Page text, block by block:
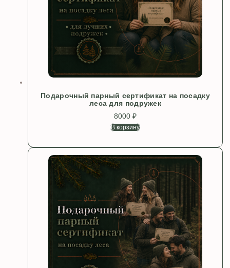
Подарочный парный сертификат на посадку
леса для подружек
8000 ₽
В корзину